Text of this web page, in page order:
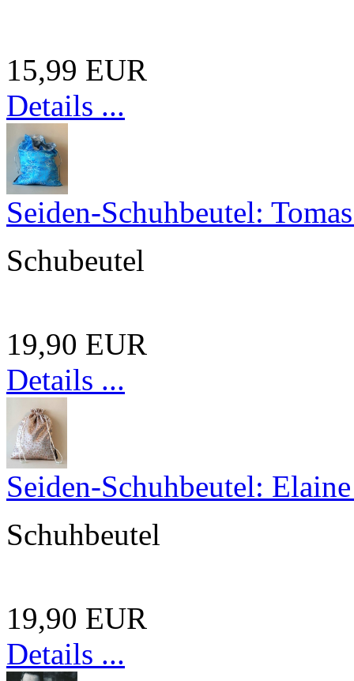
15,99 EUR
Details ...
Seiden-Schuhbeutel:
Schubeutel
19,90 EUR
Details ...
Seiden-Schuhbeutel:
Schuhbeutel
19,90 EUR
Details ...